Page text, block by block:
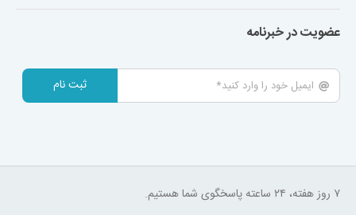
عضویت در خبرنامه
ثبت نام
۷ روز هفته، ۲۴ ساعته پاسخگوی شما هستیم.